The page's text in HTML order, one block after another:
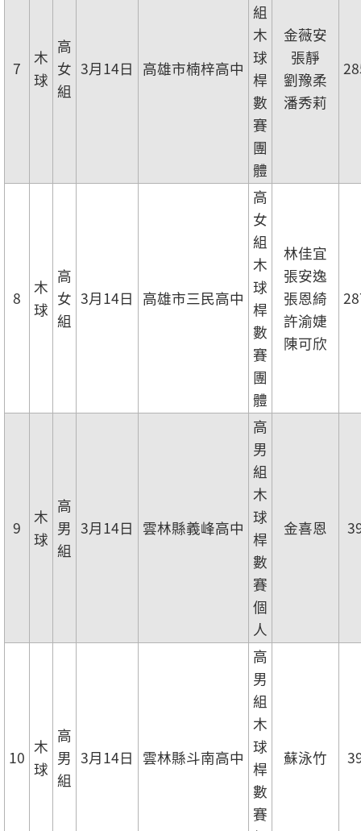
7
木
球
高
女
組
3月14日 高雄市楠梓高中
組
木
球
桿
數
賽
團
體
金薇安
張靜
劉豫柔
潘秀莉
8
木
球
高
女
組
3月14日 高雄市三民高中
高
女
組
木
球
桿
數
賽
團
體
林佳宜
張安逸
張恩綺
許渝婕
陳可欣
9
木
球
高
男
組
3月14日 雲林縣義峰高中
高
男
組
木
球
桿
數
賽
個
人
金喜恩
10
木
球
高
男
組
3月14日 雲林縣斗南高中
高
男
組
木
球
桿
數
賽
蘇泳竹